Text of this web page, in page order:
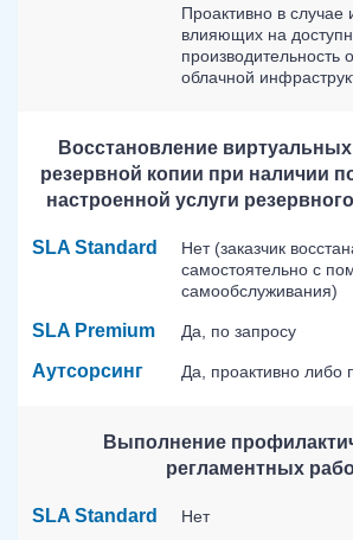
Проактивно в случае
влияющих на
производительность
облачной
Восстановление
резервной копии при наличии
настроенной услуги
SLA Standard
Нет (заказчик
самостоятельно с
самообслуживания)
SLA Premium Да, по запросу
Аутсорсинг Да, проактивно либо
Выполнение
регламентных
SLA Standard Нет